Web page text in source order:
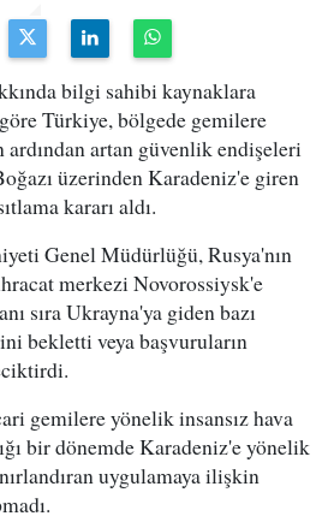
bilgi sahibi kaynaklara
göre Türkiye, bölgede gemilere
ardından artan güvenlik endişeleri
üzerinden Karadeniz'e giren
kararı aldı.
Genel Müdürlüğü, Rusya'nın
merkezi Novorossiysk'e
sıra Ukrayna'ya giden bazı
bekletti veya başvuruların
gemilere yönelik insansız hava
bir dönemde Karadeniz'e yönelik
uygulamaya ilişkin